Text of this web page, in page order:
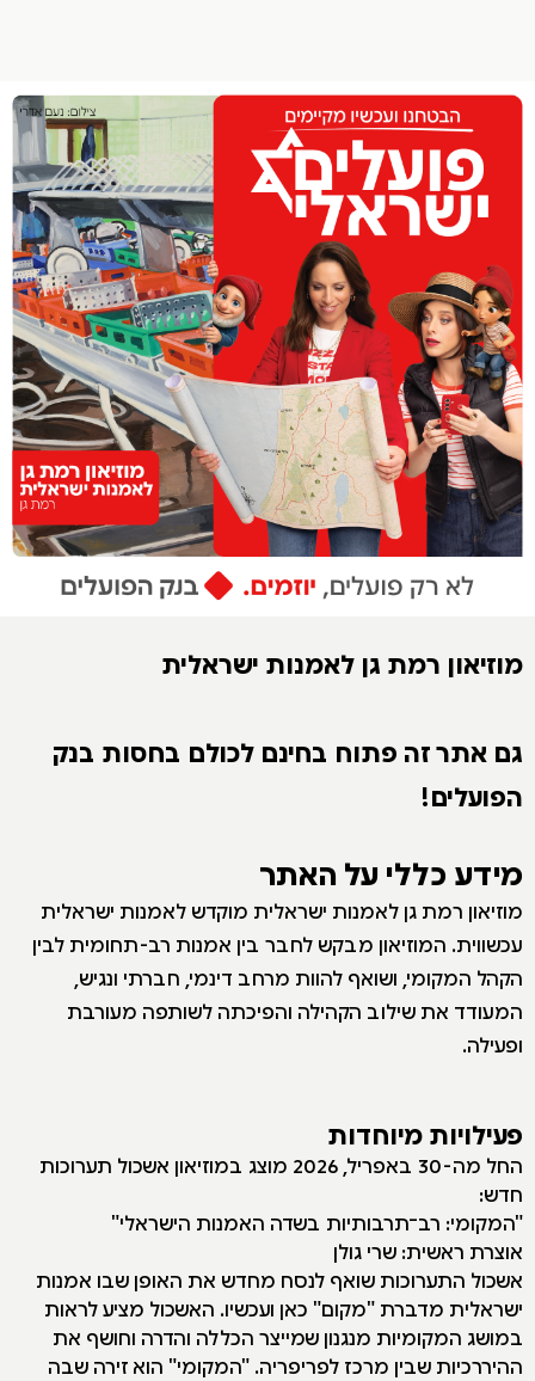
הפרופיל שלי
התנתק
מוזיאון רמת גן לאמנות ישראלית
גם אתר זה פתוח בחינם לכולם בחסות בנק
הפועלים!
מידע כללי על האתר
מוזיאון רמת גן לאמנות ישראלית מוקדש לאמנות ישראלית
עכשווית. המוזיאון מבקש לחבר בין אמנות רב-תחומית לבין
הקהל המקומי, ושואף להוות מרחב דינמי, חברתי ונגיש,
המעודד את שילוב הקהילה והפיכתה לשותפה מעורבת
ופעילה.
פעילויות מיוחדות
החל מה-30 באפריל, 2026 מוצג במוזיאון אשכול תערוכות
חדש:
"המקומי: רב־תרבותיות בשדה האמנות הישראלי"
אוצרת ראשית: שרי גולן
אשכול התערוכות שואף לנסח מחדש את האופן שבו אמנות
ישראלית מדברת "מקום" כאן ועכשיו. האשכול מציע לראות
במושג המקומיות מנגנון שמייצר הכללה והדרה וחושף את
ההיררכיות שבין מרכז לפריפריה. "המקומי" הוא זירה שבה